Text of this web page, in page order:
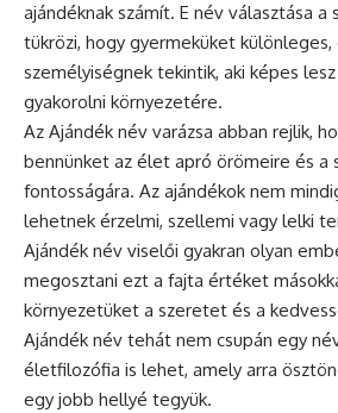
ajándéknak számít. E név választása a
tükrözi, hogy gyermeküket különleges,
személyiségnek tekintik, aki képes
gyakorolni környezetére.
Az Ajándék név varázsa abban rejlik,
bennünket az élet apró örömeire és a
fontosságára. Az ajándékok nem
lehetnek érzelmi, szellemi vagy lelki
Ajándék név viselői gyakran olyan
megosztani ezt a fajta értéket
környezetüket a szeretet és a
Ajándék név tehát nem csupán egy
életfilozófia is lehet, amely arra
egy jobb hellyé tegyük.